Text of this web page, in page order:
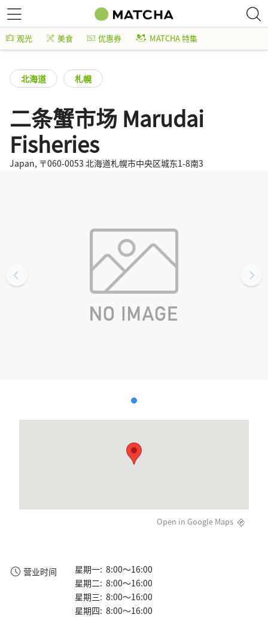
观光 美食 优惠券 MATCHA 特集
北海道 札幌
二条蟹市场 Marudai
Fisheries
Japan, 〒060-0053 北海道札幌市中央区城东1-8南3
Open in Google Maps
营业时间
星期一: 8:00～16:00
星期二: 8:00～16:00
星期三: 8:00～16:00
星期四: 8:00～16:00